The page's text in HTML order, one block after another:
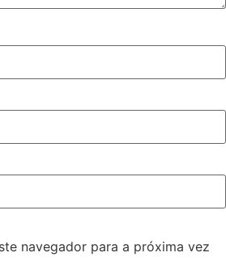
navegador para a próxima vez